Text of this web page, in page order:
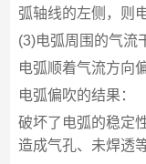
弧轴线的左侧，则
(3)电弧周围的气流
电弧顺着气流方向
电弧偏吹的结果：
破坏了电弧的稳定
造成气孔、未焊透